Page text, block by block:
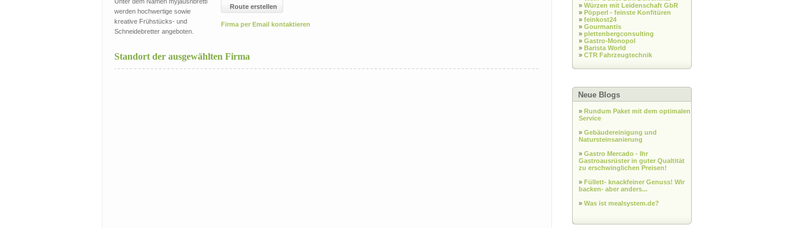
werden hochwertige sowie
kreative Frühstücks- und
Schneidebretter angeboten.
Route erstellen
Firma per Email kontaktieren
Standort der ausgewählten Firma
» Würzen mit Leidenschaft GbR
» Pöpperl - feinste Konfitüren
» feinkost24
» Gourmantis
» plettenbergconsulting
» Gastro-Monopol
» Barista World
» CTR Fahrzeugtechnik
Neue Blogs
» Rundum Paket mit dem optimalen
Service
» Gebäudereinigung und
Natursteinsanierung
» Gastro Mercado - Ihr
Gastroausrüster in guter Qualtität
zu erschwinglichen Preisen!
» Füllett- knackfeiner Genuss! Wir
backen- aber anders...
» Was ist mealsystem.de?